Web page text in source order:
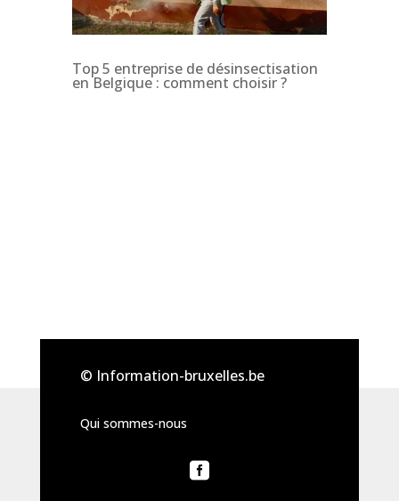
Top 5 entreprise de désinsectisation
en Belgique : comment choisir ?
© Information-bruxelles.be
Qui sommes-nous
